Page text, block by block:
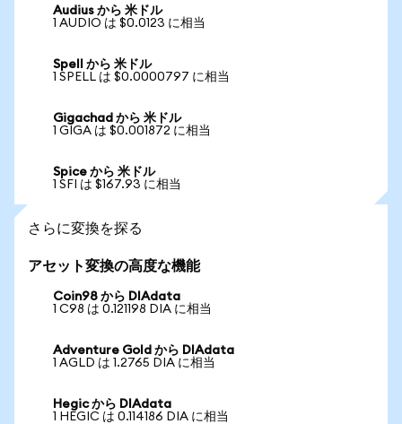
Audius から 米ドル
1 AUDIO は $0.0123 に相当
Spell から 米ドル
1 SPELL は $0.0000797 に相当
Gigachad から 米ドル
1 GIGA は $0.001872 に相当
Spice から 米ドル
1 SFI は $167.93 に相当
さらに変換を探る
アセット変換の高度な機能
Coin98 から DIAdata
1 C98 は 0.121198 DIA に相当
Adventure Gold から DIAdata
1 AGLD は 1.2765 DIA に相当
Hegic から DIAdata
1 HEGIC は 0.114186 DIA に相当